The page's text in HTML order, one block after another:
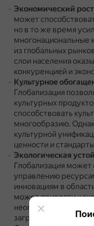
Экономический
может
но в то же время
многонациональные
из глобальных
слои населения
конкуренцией и
Культурное
Глобализация
культурных
способствовать
многообразию.
культурной
ценности и
Экологическая
Глобализация
управлению
инновациям в
может привести к
неограниченной
загрязнении